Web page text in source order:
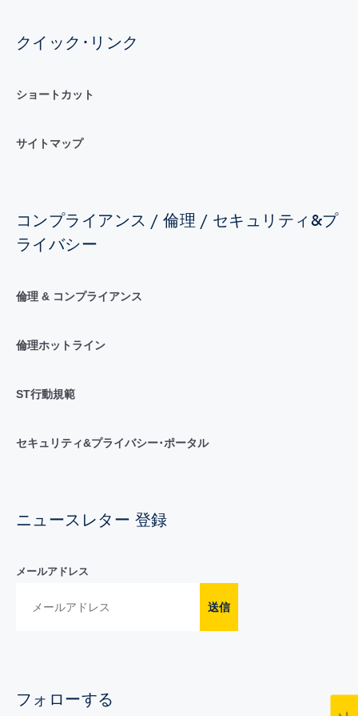
クイック･リンク
ショートカット
サイトマップ
コンプライアンス / 倫理 / セキュリティ&プ
ライバシー
倫理 & コンプライアンス
倫理ホットライン
ST行動規範
セキュリティ&プライバシー･ポータル
ニュースレター 登録
メールアドレス
送信
フォローする